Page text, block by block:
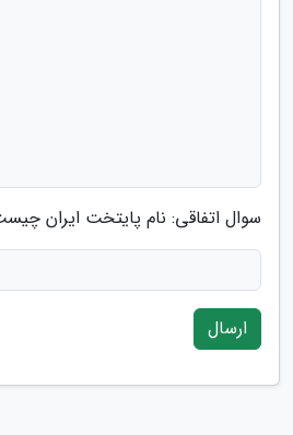
سوال اتفاقی: نام پایتخت ایران
ارسال